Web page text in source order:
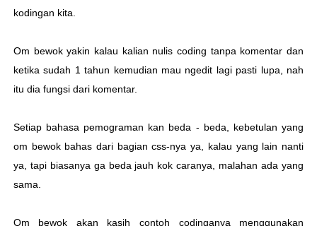
kodingan kita.
Om bewok yakin kalau kalian nulis coding tanpa komentar dan
ketika sudah 1 tahun kemudian mau ngedit lagi pasti lupa, nah
itu dia fungsi dari komentar.
Setiap bahasa pemograman kan beda - beda, kebetulan yang
om bewok bahas dari bagian css-nya ya, kalau yang lain nanti
ya, tapi biasanya ga beda jauh kok caranya, malahan ada yang
sama.
Om bewok akan kasih contoh codinganya menggunakan